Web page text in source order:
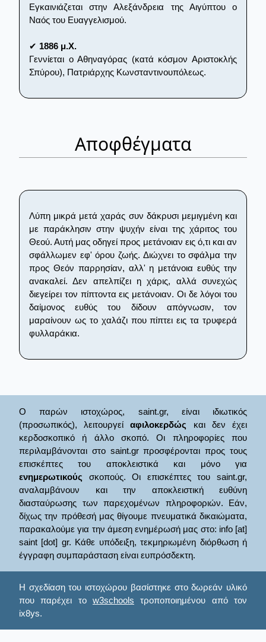
Εγκαινιάζεται στην Αλεξάνδρεια της Αιγύπτου ο
Ναός του Ευαγγελισμού.
✔ 1886 μ.Χ.
Γεννίεται ο Αθηναγόρας (κατά κόσμον Αριστοκλής
Σπύρου), Πατριάρχης Κωνσταντινουπόλεως.
Αποφθέγματα
Λύπη μικρά μετά χαράς συν δάκρυσι μεμιγμένη και
με παράκλησιν στην ψυχήν είναι της χάριτος του
Θεού. Αυτή μας οδηγεί προς μετάνοιαν εις ό,τι και αν
σφάλλωμεν εφ' όρου ζωής. Διώχνει το σφάλμα την
προς Θεόν παρρησίαν, αλλ' η μετάνοια ευθύς την
ανακαλεί. Δεν απελπίζει η χάρις, αλλά συνεχώς
διεγείρει τον πίπτοντα εις μετάνοιαν. Οι δε λόγοι του
δαίμονος ευθύς του δίδουν απόγνωσιν, τον
μαραίνουν ως το χαλάζι που πίπτει εις τα τρυφερά
φυλλαράκια.
Ο παρών ιστοχώρος, saint.gr, είναι ιδιωτικός
(προσωπικός), λειτουργείαφιλοκερδώς και δεν έχει
κερδοσκοπικό ή άλλο σκοπό. Οι πληροφορίες που
περιλαμβάνονται στο saint.gr προσφέρονται προς τους
επισκέπτες του αποκλειστικά και μόνο για
ενημερωτικούς σκοπούς. Οι επισκέπτες του saint.gr,
αναλαμβάνουν και την αποκλειστική ευθύνη
διασταύρωσης των παρεχομένων πληροφοριών. Εάν,
δίχως την πρόθεσή μας θίγουμε πνευματικά δικαιώματα,
παρακαλούμε για την άμεση ενημέρωσή μας στο: info [at]
saint [dot] gr. Κάθε υπόδειξη, τεκμηριωμένη διόρθωση ή
έγγραφη συμπαράσταση είναι ευπρόσδεκτη.
Η σχεδίαση του ιστοχώρου βασίστηκε στο δωρεάν υλικό
που παρέχει το w3schools τροποποιημένου από τον
ix8ys.